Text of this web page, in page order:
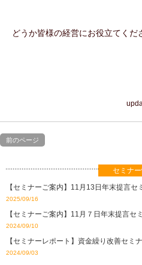
どうか皆様の経営にお役立てくだ
前のページ
セミナ
【セミナーご案内】11月13日年末提言セ
2025/09/16
【セミナーご案内】11月７日年末提言セ
2024/09/10
【セミナーレポート】資金繰り改善セミ
2024/09/03